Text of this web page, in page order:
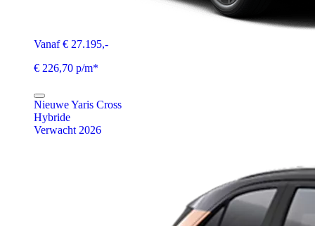
Vanaf € 27.195,-
€ 226,70 p/m*
Nieuwe Yaris Cross
Hybride
Verwacht 2026